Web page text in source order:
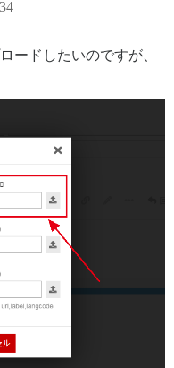
ードしたいのですが、